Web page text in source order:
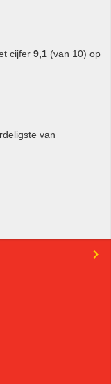
cijfer 9,1 (van 10) op
van